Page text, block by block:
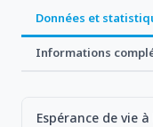
Données et
Informations
Espérance de vie